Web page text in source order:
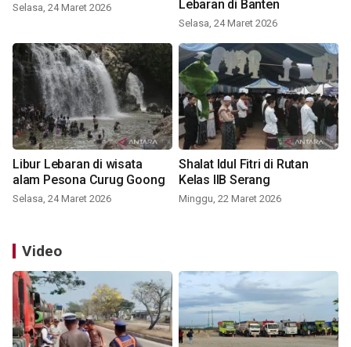
Selasa, 24 Maret 2026
Lebaran di Banten
Selasa, 24 Maret 2026
Libur Lebaran di wisata
alam Pesona Curug Goong
Selasa, 24 Maret 2026
Shalat Idul Fitri di Rutan
Kelas IIB Serang
Minggu, 22 Maret 2026
Video